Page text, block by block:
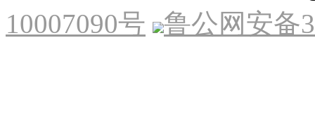
10007090号
鲁公网安备